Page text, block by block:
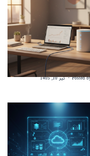
اتصال لپتاپ به شبکه داخلی
Posted تیر 10, 1405